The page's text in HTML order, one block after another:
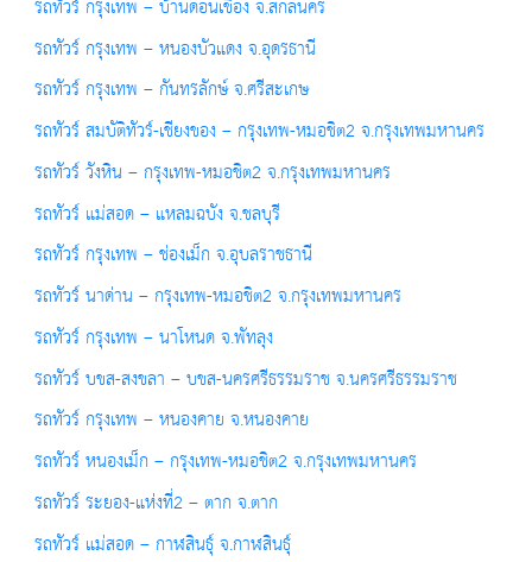
รถทัวร์ กรุงเทพ – บ้านดอนเขือง จ.สกลนคร
รถทัวร์ กรุงเทพ – หนองบัวแดง จ.อุดรธานี
รถทัวร์ กรุงเทพ – กันทรลักษ์ จ.ศรีสะเกษ
รถทัวร์ สมบัติทัวร์-เชียงของ – กรุงเทพ-หมอชิต2 จ.กรุงเทพมหานคร
รถทัวร์ วังหิน – กรุงเทพ-หมอชิต2 จ.กรุงเทพมหานคร
รถทัวร์ แม่สอด – แหลมฉบัง จ.ชลบุรี
รถทัวร์ กรุงเทพ – ช่องเม็ก จ.อุบลราชธานี
รถทัวร์ นาด่าน – กรุงเทพ-หมอชิต2 จ.กรุงเทพมหานคร
รถทัวร์ กรุงเทพ – นาโหนด จ.พัทลุง
รถทัวร์ บขส-สงขลา – บขส-นครศรีธรรมราช จ.นครศรีธรรมราช
รถทัวร์ กรุงเทพ – หนองคาย จ.หนองคาย
รถทัวร์ หนองเม็ก – กรุงเทพ-หมอชิต2 จ.กรุงเทพมหานคร
รถทัวร์ ระยอง-แห่งที่2 – ตาก จ.ตาก
รถทัวร์ แม่สอด – กาฬสินธุ์ จ.กาฬสินธุ์